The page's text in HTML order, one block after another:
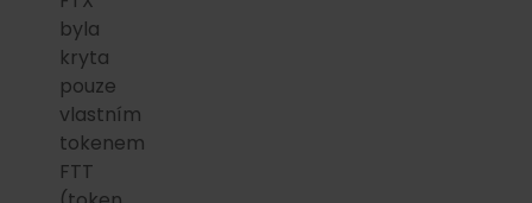
byla
kryta
pouze
vlastním
tokenem
FTT